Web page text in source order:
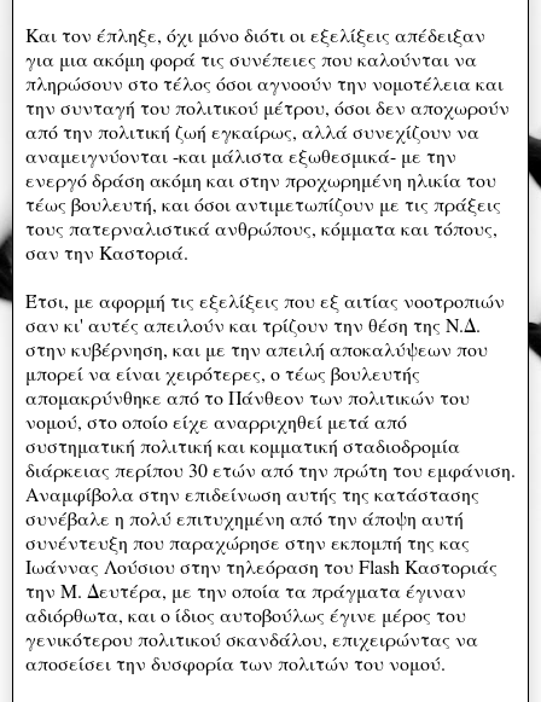
Και τον έπληξε, όχι μόνο διότι οι εξελίξεις απέδειξαν
για μια ακόμη φορά τις συνέπειες που καλούνται να
πληρώσουν στο τέλος όσοι αγνοούν την νομοτέλεια και
την συνταγή του πολιτικού μέτρου, όσοι δεν αποχωρούν
από την πολιτική ζωή εγκαίρως, αλλά συνεχίζουν να
αναμειγνύονται -και μάλιστα εξωθεσμικά- με την
ενεργό δράση ακόμη και στην προχωρημένη ηλικία του
τέως βουλευτή, και όσοι αντιμετωπίζουν με τις πράξεις
τους πατερναλιστικά ανθρώπους, κόμματα και τόπους,
σαν την Καστοριά.
Έτσι, με αφορμή τις εξελίξεις που εξ αιτίας νοοτροπιών
σαν κι' αυτές απειλούν και τρίζουν την θέση της Ν.Δ.
στην κυβέρνηση, και με την απειλή αποκαλύψεων που
μπορεί να είναι χειρότερες, ο τέως βουλευτής
απομακρύνθηκε από το Πάνθεον των πολιτικών του
νομού, στο οποίο είχε αναρριχηθεί μετά από
συστηματική πολιτική και κομματική σταδιοδρομία
διάρκειας περίπου 30 ετών από την πρώτη του εμφάνιση.
Αναμφίβολα στην επιδείνωση αυτής της κατάστασης
συνέβαλε η πολύ επιτυχημένη από την άποψη αυτή
συνέντευξη που παραχώρησε στην εκπομπή της κας
Ιωάννας Λούσιου στην τηλεόραση του Flash Καστοριάς
την Μ. Δευτέρα, με την οποία τα πράγματα έγιναν
αδιόρθωτα, και ο ίδιος αυτοβούλως έγινε μέρος του
γενικότερου πολιτικού σκανδάλου, επιχειρώντας να
αποσείσει την δυσφορία των πολιτών του νομού.